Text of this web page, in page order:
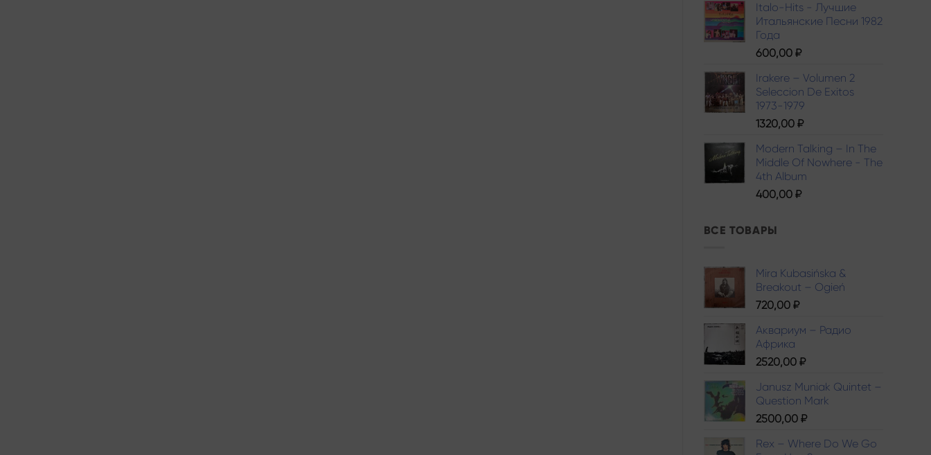
Italo-Hits - Лучшие
Итальянские Песни 1982
Года
600,00 ₽
Irakere – Volumen 2
Seleccion De Exitos
1973-1979
1320,00 ₽
Modern Talking – In The
Middle Of Nowhere - The
4th Album
400,00 ₽
ВСЕ ТОВАРЫ
Mira Kubasińska &
Breakout – Ogień
720,00 ₽
Аквариум – Радио
Африка
2520,00 ₽
Janusz Muniak Quintet –
Question Mark
2500,00 ₽
Rex – Where Do We Go